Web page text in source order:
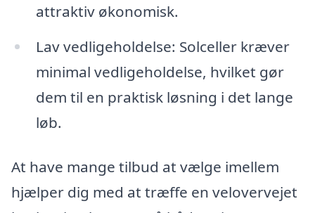
attraktiv økonomisk.
Lav vedligeholdelse: Solceller kræver
minimal vedligeholdelse, hvilket gør
dem til en praktisk løsning i det lange
løb.
At have mange tilbud at vælge imellem
hjælper dig med at træffe en velovervejet